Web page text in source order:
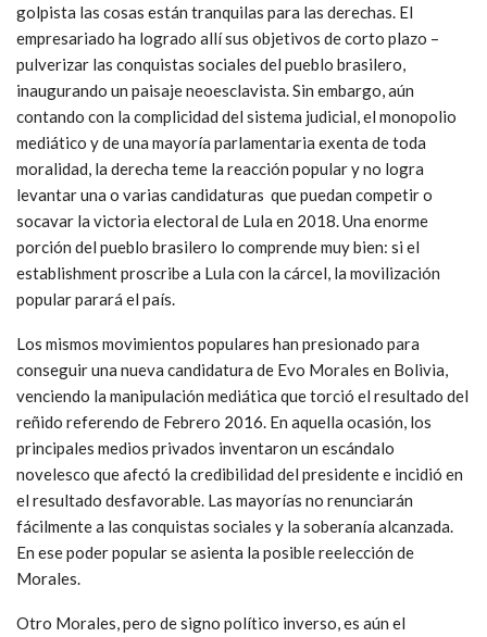
golpista las cosas están tranquilas para las derechas. El
empresariado ha logrado allí sus objetivos de corto plazo –
pulverizar las conquistas sociales del pueblo brasilero,
inaugurando un paisaje neoesclavista. Sin embargo, aún
contando con la complicidad del sistema judicial, el monopolio
mediático y de una mayoría parlamentaria exenta de toda
moralidad, la derecha teme la reacción popular y no logra
levantar una o varias candidaturas que puedan competir o
socavar la victoria electoral de Lula en 2018. Una enorme
porción del pueblo brasilero lo comprende muy bien: si el
establishment proscribe a Lula con la cárcel, la movilización
popular parará el país.
Los mismos movimientos populares han presionado para
conseguir una nueva candidatura de Evo Morales en Bolivia,
venciendo la manipulación mediática que torció el resultado del
reñido referendo de Febrero 2016. En aquella ocasión, los
principales medios privados inventaron un escándalo
novelesco que afectó la credibilidad del presidente e incidió en
el resultado desfavorable. Las mayorías no renunciarán
fácilmente a las conquistas sociales y la soberanía alcanzada.
En ese poder popular se asienta la posible reelección de
Morales.
Otro Morales, pero de signo político inverso, es aún el